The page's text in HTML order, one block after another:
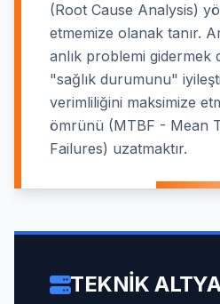
(Root Cause Analysis)
etmemize olanak tanır.
anlık problemi gidermek
"sağlık durumunu"
verimliliğini maksimize
ömrünü (MTBF - Mean
Failures) uzatmaktır.
TEKNIK